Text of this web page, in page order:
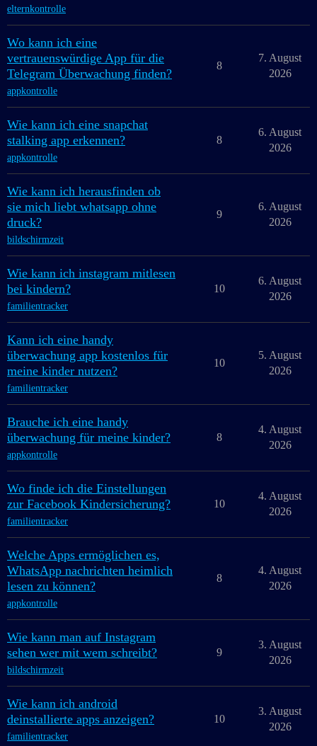
elternkontrolle
Wo kann ich eine
vertrauenswürdige App für die
Telegram Überwachung finden?
appkontrolle
8
7. August
2026
Wie kann ich eine snapchat
stalking app erkennen?
appkontrolle
8
6. August
2026
Wie kann ich herausfinden ob
sie mich liebt whatsapp ohne
druck?
bildschirmzeit
9
6. August
2026
Wie kann ich instagram mitlesen
bei kindern?
familientracker
10
6. August
2026
Kann ich eine handy
überwachung app kostenlos für
meine kinder nutzen?
familientracker
10
5. August
2026
Brauche ich eine handy
überwachung für meine kinder?
appkontrolle
8
4. August
2026
Wo finde ich die Einstellungen
zur Facebook Kindersicherung?
familientracker
10
4. August
2026
Welche Apps ermöglichen es,
WhatsApp nachrichten heimlich
lesen zu können?
appkontrolle
8
4. August
2026
Wie kann man auf Instagram
sehen wer mit wem schreibt?
bildschirmzeit
9
3. August
2026
Wie kann ich android
deinstallierte apps anzeigen?
familientracker
10
3. August
2026